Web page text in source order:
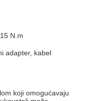
N.m
adapter, kabel
koji omogućavaju